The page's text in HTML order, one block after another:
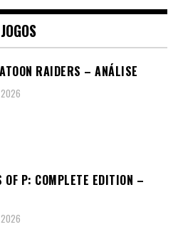
JOGOS
RAIDERS – ANÁLISE
2026
OF P: COMPLETE EDITION –
2026